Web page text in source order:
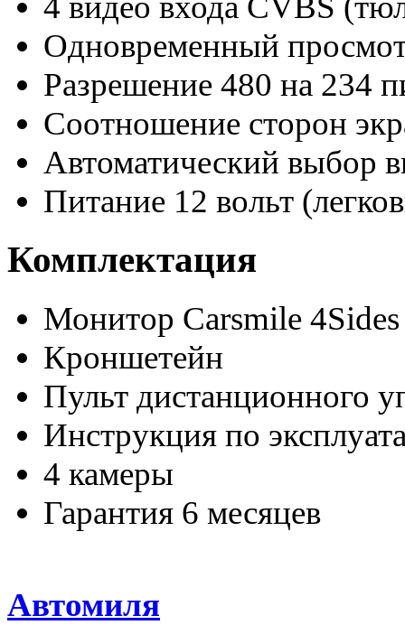
Одновременный
Разрешение 480 на 234
Соотношение сторон
Автоматический выбор
Питание 12 вольт
Комплектация
Монитор Carsmile 4Sides
Кроншетейн
Пульт дистанционного
Инструкция по
4 камеры
Гарантия 6 месяцев
Автомиля